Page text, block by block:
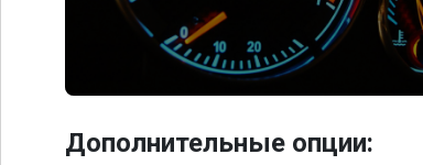
Дополнительные опции: